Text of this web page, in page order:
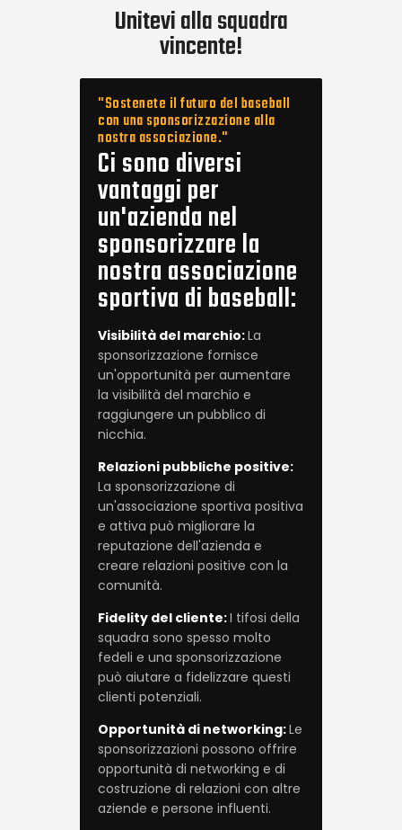
Unitevi alla squadra
vincente!
"Sostenete il futuro del baseball
con una sponsorizzazione alla
nostra associazione."
Ci sono diversi
vantaggi per
un'azienda nel
sponsorizzare la
nostra associazione
sportiva di baseball:
Visibilità del marchio:La
sponsorizzazione fornisce
un'opportunità per aumentare
la visibilità del marchio e
raggiungere un pubblico di
nicchia.
Relazioni pubbliche positive:
La sponsorizzazione di
un'associazione sportiva positiva
e attiva può migliorare la
reputazione dell'azienda e
creare relazioni positive con la
comunità.
Fidelity del cliente:I tifosi della
squadra sono spesso molto
fedeli e una sponsorizzazione
può aiutare a fidelizzare questi
clienti potenziali.
Opportunità di networking:Le
sponsorizzazioni possono offrire
opportunità di networking e di
costruzione di relazioni con altre
aziende e persone influenti.